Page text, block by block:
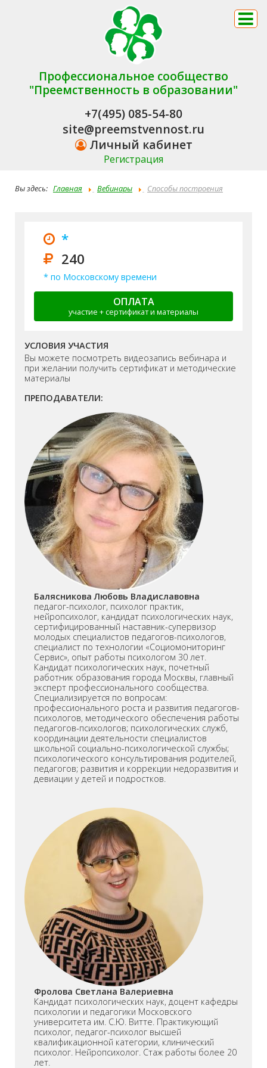
Профессиональное сообщество
"Преемственность в образовании"
+7(495) 085-54-80
site@preemstvennost.ru
Личный кабинет
Регистрация
Вы здесь: Главная Вебинары
Способы построения
*
240
* по Московскому времени
ОПЛАТА
участие + сертификат и материалы
УСЛОВИЯ УЧАСТИЯ
Вы можете посмотреть видеозапись вебинара и
при желании получить сертификат и методические
материалы
ПРЕПОДАВАТЕЛИ:
Балясникова Любовь Владиславовна
педагог-психолог, психолог практик,
нейропсихолог, кандидат психологических наук,
сертифицированный наставник-супервизор
молодых специалистов педагогов-психологов,
специалист по технологии «Социомониторинг
Сервис», опыт работы психологом 30 лет.
Кандидат психологических наук, почетный
работник образования города Москвы, главный
эксперт профессионального сообщества.
Специализируется по вопросам:
профессионального роста и развития педагогов-
психологов, методического обеспечения работы
педагогов-психологов; психологических служб,
координации деятельности специалистов
школьной социально-психологической службы;
психологического консультирования родителей,
педагогов; развития и коррекции недоразвития и
девиации у детей и подростков.
Фролова Светлана Валериевна
Кандидат психологических наук, доцент кафедры
психологии и педагогики Московского
университета им. С.Ю. Витте. Практикующий
психолог, педагог-психолог высшей
квалификационной категории, клинический
психолог. Нейропсихолог. Стаж работы более 20
лет.